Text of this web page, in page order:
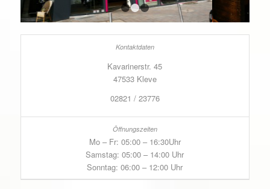
1
Kavarinerstr. 45
47533 Kleve
02821 / 23776
Mo – Fr: 05:00 – 16:30Uhr
Samstag: 05:00 – 14:00 Uhr
Sonntag: 06:00 – 12:00 Uhr